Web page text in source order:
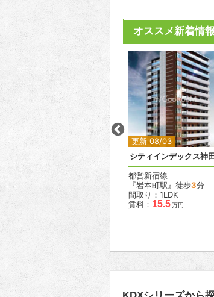
オススメ新着情報
更新 08/02
東急田園都市線
『駒沢大学駅』徒歩
間取り：1R〜1LDK
更新 08/03
2
シティインデックス神
都営新宿線
『岩本町駅』徒歩3分
間取り：1LDK
賃料： 15.5万円